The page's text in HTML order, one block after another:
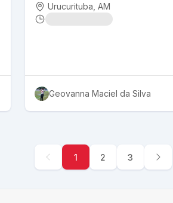
Urucurituba , AM
Geovanna Maciel da Silva
1 2 3